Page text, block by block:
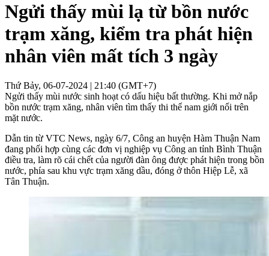
Ngửi thấy mùi lạ từ bồn nước
trạm xăng, kiểm tra phát hiện
nhân viên mất tích 3 ngày
Thứ Bảy, 06-07-2024 | 21:40 (GMT+7)
Ngửi thấy mùi nước sinh hoạt có dấu hiệu bất thường. Khi mở nắp
bồn nước trạm xăng, nhân viên tìm thấy thi thể nam giới nổi trên
mặt nước.
Dẫn tin từ VTC News, ngày 6/7, Công an huyện Hàm Thuận Nam
đang phối hợp cùng các đơn vị nghiệp vụ Công an tỉnh Bình Thuận
điều tra, làm rõ cái chết của người đàn ông được phát hiện trong bồn
nước, phía sau khu vực trạm xăng dầu, đóng ở thôn Hiệp Lễ, xã
Tân Thuận.